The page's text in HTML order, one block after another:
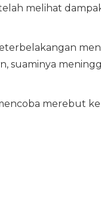
melihat
suaminya
merebut